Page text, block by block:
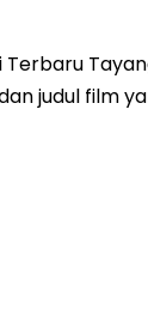
Terbaru
judul film